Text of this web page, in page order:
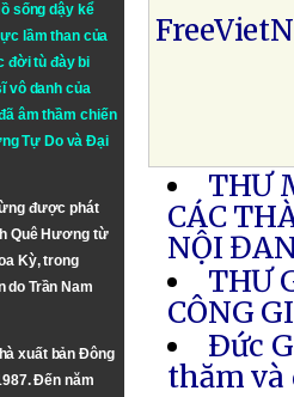
sống dậy kể
lầm than của
đời tù đày bi
vô danh của
âm thầm chiến
Tự DovàĐại
được phát
Quê Hương từ
Kỳ, trong
Trần Nam
xuất bản Đông
Đến năm
THƯ
CÁC
NỘI
THƯ
CÔNG
Ðức
thăm và